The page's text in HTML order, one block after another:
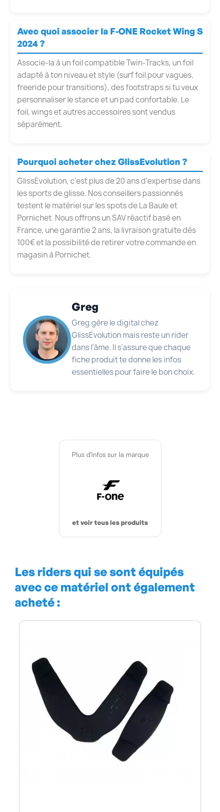
Avec quoi associer la F-ONE Rocket Wing S
2024 ?
Associe-la à un foil compatible Twin-Tracks, un foil
adapté à ton niveau et style (surf foil pour vagues,
freeride pour transitions), des footstraps si tu veux
personnaliser le stance et un pad confortable. Le
foil, wings et autres accessoires sont vendus
séparément.
Pourquoi acheter chez GlissEvolution ?
GlissEvolution, c'est plus de 20 ans d'expertise dans
les sports de glisse. Nos conseillers passionnés
testent le matériel sur les spots de La Baule et
Pornichet. Nous offrons un SAV réactif basé en
France, une garantie 2 ans, la livraison gratuite dès
100€ et la possibilité de retirer votre commande en
magasin à Pornichet.
Greg
Greg gère le digital chez
GlissEvolution mais reste un rider
dans l'âme. Il s'assure que chaque
fiche produit te donne les infos
essentielles pour faire le bon choix.
Plus d'infos sur la marque
et voir tous les produits
Les riders qui se sont équipés
avec ce matériel ont également
acheté :